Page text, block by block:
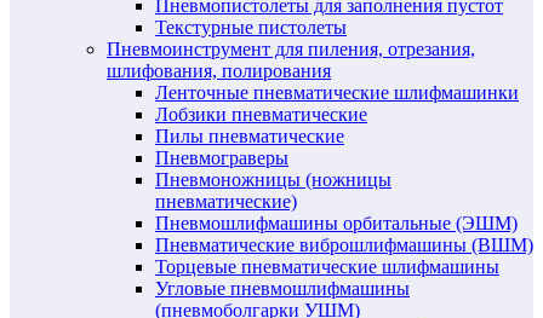
Пневмопистолеты для заполнения пустот
Текстурные пистолеты
Пневмоинструмент для пиления, отрезания,
шлифования, полирования
Ленточные пневматические шлифмашинки
Лобзики пневматические
Пилы пневматические
Пневмограверы
Пневмоножницы (ножницы
пневматические)
Пневмошлифмашины орбитальные (ЭШМ)
Пневматические виброшлифмашины (ВШМ)
Торцевые пневматические шлифмашины
Угловые пневмошлифмашины
(пневмоболгарки УШМ)